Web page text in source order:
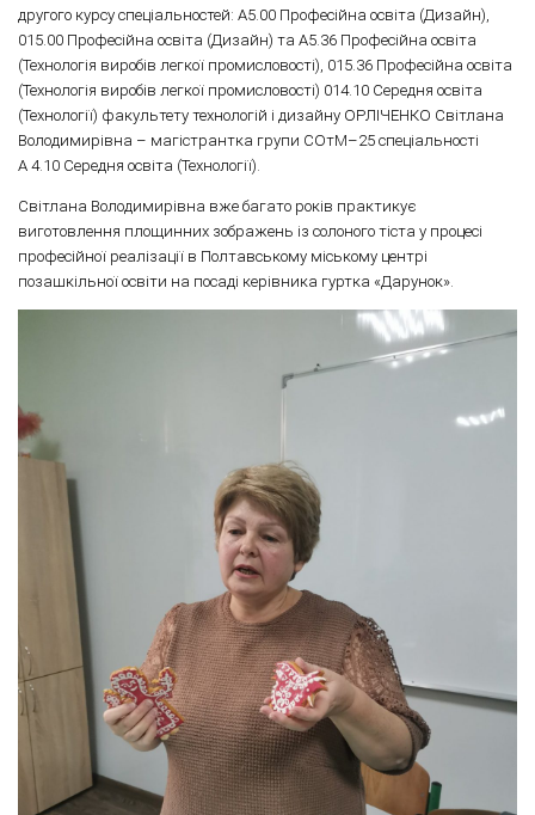
другого курсу спеціальностей: А5.00 Професійна освіта (Дизайн),
015.00 Професійна освіта (Дизайн) та А5.36 Професійна освіта
(Технологія виробів легкої промисловості), 015.36 Професійна освіта
(Технологія виробів легкої промисловості) 014.10 Середня освіта
(Технології) факультету технологій і дизайну ОРЛІЧЕНКО Світлана
Володимирівна – магістрантка групи СОтМ–25 спеціальності
А 4.10 Середня освіта (Технології).
Світлана Володимирівна вже багато років практикує
виготовлення площинних зображень із солоного тіста у процесі
професійної реалізації в Полтавському міському центрі
позашкільної освіти на посаді керівника гуртка «Дарунок».